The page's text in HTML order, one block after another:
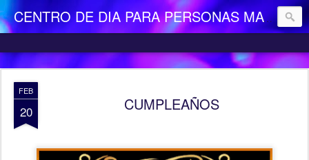
CENTRO DE DIA PARA PERSONAS MAYORES DEPENDIENTES "LA CAMOCHA"
FEB
20 CUMPLEAÑOS